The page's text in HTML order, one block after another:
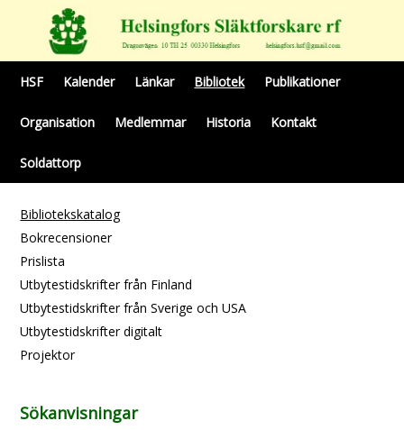
HSF Kalender Länkar Bibliotek Publikationer
Organisation Medlemmar Historia Kontakt
Soldattorp
Bibliotekskatalog
Bokrecensioner
Prislista
Utbytestidskrifter från Finland
Utbytestidskrifter från Sverige och USA
Utbytestidskrifter digitalt
Projektor
Sökanvisningar